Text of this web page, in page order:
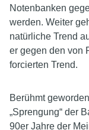
Notenbanken
werden. Weiter
natürliche Trend
er gegen den von
forcierten Trend.
Berühmt
„Sprengung“ der
90er Jahre der